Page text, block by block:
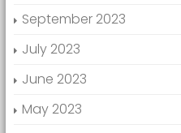
September 2023
July 2023
June 2023
May 2023